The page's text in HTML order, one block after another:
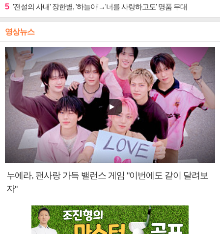
5 '전설의 사내' 장한별, '하늘아'→'너를 사랑하고도' 명품 무대
영상뉴스
누에라, 팬사랑 가득 밸런스 게임 "이번에도 같이 달려보
자"